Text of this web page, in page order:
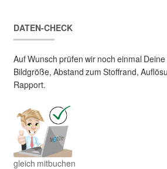
DATEN-CHECK
Auf Wunsch prüfen wir noch einmal
Bildgröße, Abstand zum Stoffrand,
Rapport.
gleich mitbuchen